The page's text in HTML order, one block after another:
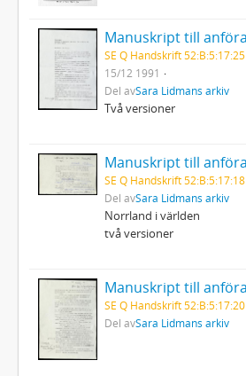
SE Q Handskrift 52:B:5:17:25
15/12 1991
Del avSara Lidmans arkiv
Två versioner
SE Q Handskrift 52:B:5:17:18
Del avSara Lidmans arkiv
Norrland i världen
två versioner
SE Q Handskrift 52:B:5:17:20
Del avSara Lidmans arkiv